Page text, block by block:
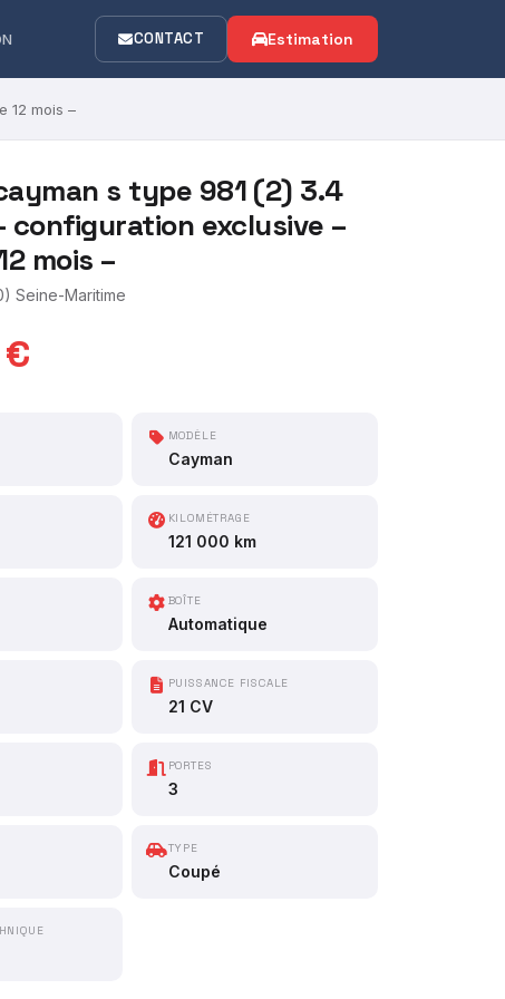
CONTACT Estimation
12 mois –
s type 981 (2) 3.4
configuration exclusive –
mois –
Seine-Maritime
MODÈLE
Cayman
KILOMÉTRAGE
121 000 km
BOÎTE
Automatique
PUISSANCE FISCALE
21 CV
PORTES
3
TYPE
Coupé